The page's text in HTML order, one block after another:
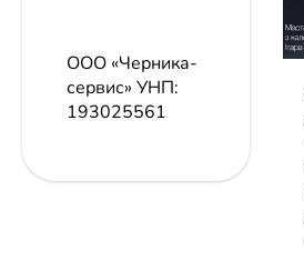
ООО «Черника-
сервис» УНП:
193025561